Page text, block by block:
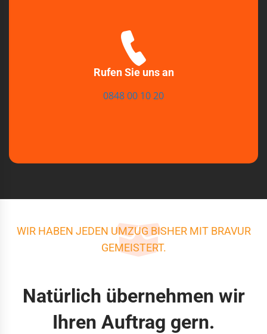
Rufen Sie uns an
0848 00 10 20
WIR HABEN JEDEN UMZUG BISHER MIT BRAVUR
GEMEISTERT.
Natürlich übernehmen wir
Ihren Auftrag gern.